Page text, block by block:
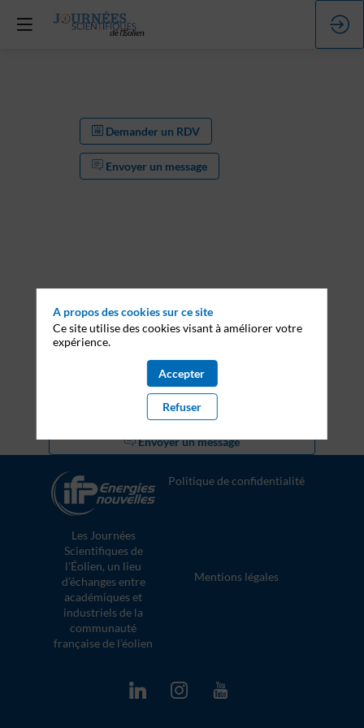
Demander un RDV
Envoyer un message
Demander un RDV
Envoyer un message
Les Journées
Scientifiques de
l'Éolien, un lieu
d’échanges entre
académiques et
industriels de la
communauté
française de l’éolien
Politique de confidentialité
Mentions légales
A propos des cookies sur ce site
Ce site utilise des cookies visant à améliorer votre
expérience.
Accepter
Refuser